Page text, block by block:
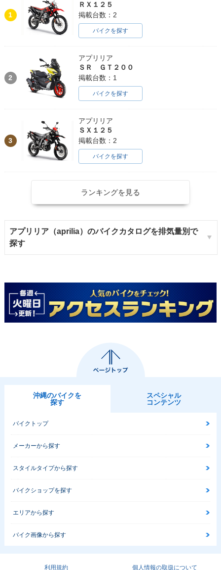
1
ＲＸ１２５
掲載台数：2
バイクを探す
2
アプリリア
ＳＲ ＧＴ２００
掲載台数：1
バイクを探す
3
アプリリア
ＳＸ１２５
掲載台数：2
バイクを探す
ランキングを見る
アプリリア（aprilia）のバイクカタログを排気量別で
探す
沖縄のバイクを
探す
スペシャル
コンテンツ
バイクトップ
メーカーから探す
スタイルタイプから探す
バイクショップを探す
エリアから探す
バイク画像から探す
利用規約 個人情報の取扱について